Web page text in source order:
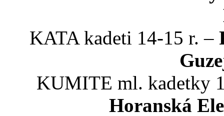
KATA kadeti 14-15 r. –
KUMITE ml. kadetky
Horanská